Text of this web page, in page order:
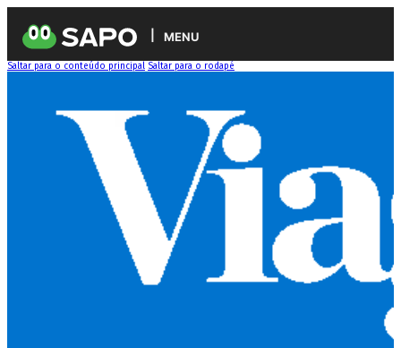
MENU
Saltar para o conteúdo principal Saltar para o rodapé